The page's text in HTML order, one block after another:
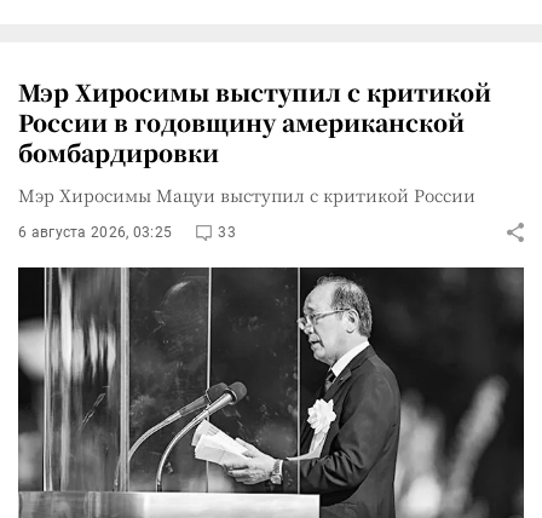
Мэр Хиросимы выступил с критикой
России в годовщину американской
бомбардировки
Мэр Хиросимы Мацуи выступил с критикой России
6 августа 2026, 03:25 33